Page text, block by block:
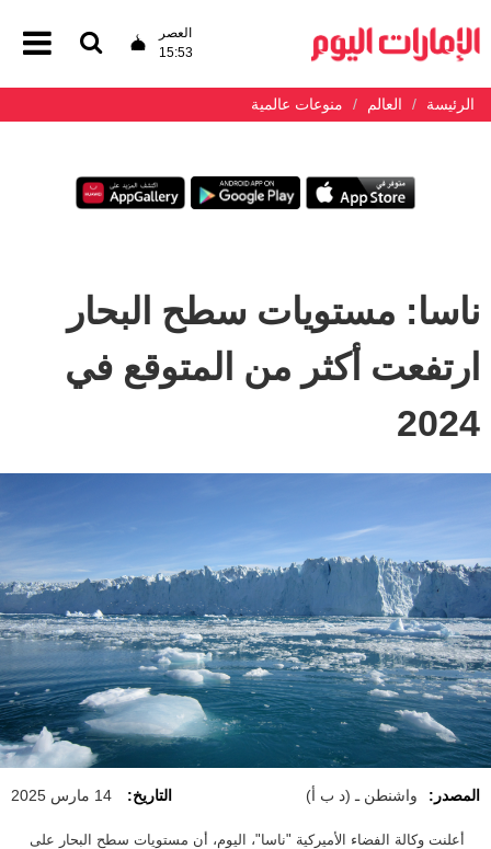
العصر
15:53
الرئيسة العالم منوعات عالمية
ناسا: مستويات سطح البحار
ارتفعت أكثر من المتوقع في
2024
المصدر: واشنطن ـ (د ب أ) التاريخ: 14 مارس 2025
أعلنت وكالة الفضاء الأميركية "ناسا"، اليوم، أن مستويات سطح البحار على